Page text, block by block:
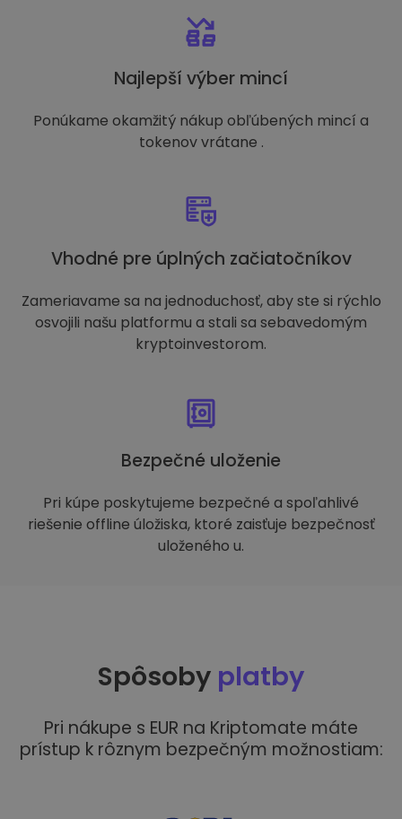
Najlepší výber mincí
Ponúkame okamžitý nákup obľúbených mincí a
tokenov vrátane .
Vhodné pre úplných začiatočníkov
Zameriavame sa na jednoduchosť, aby ste si rýchlo
osvojili našu platformu a stali sa sebavedomým
kryptoinvestorom.
Bezpečné uloženie
Pri kúpe poskytujeme bezpečné a spoľahlivé
riešenie offline úložiska, ktoré zaisťuje bezpečnosť
uloženého u.
Spôsoby platby
Pri nákupe s EUR na Kriptomate máte
prístup k rôznym bezpečným možnostiam: